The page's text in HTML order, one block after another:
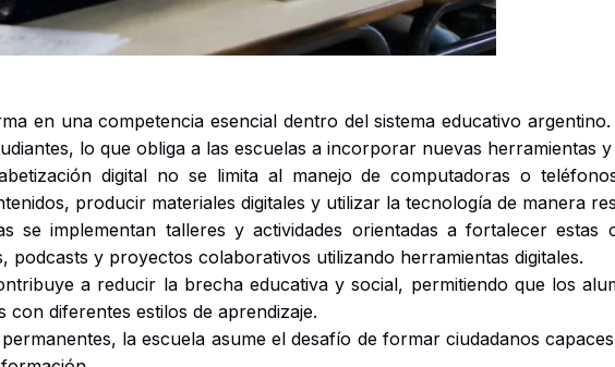
en una competencia esencial dentro del sistema educativo
lo que obliga a las escuelas a incorporar nuevas herramientas y
digital no se limita al manejo de computadoras o
producir materiales digitales y utilizar la tecnología de manera
se implementan talleres y actividades orientadas a fortalecer
podcasts y proyectos colaborativos utilizando herramientas digitales.
a reducir la brecha educativa y social, permitiendo que los
diferentes estilos de aprendizaje.
la escuela asume el desafío de formar ciudadanos